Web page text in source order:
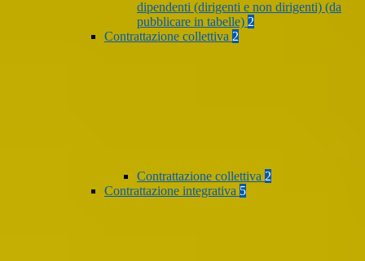
dipendenti (dirigenti e non dirigenti) (da
pubblicare in tabelle) 2
Contrattazione collettiva 2
Contrattazione collettiva 2
Contrattazione integrativa 5